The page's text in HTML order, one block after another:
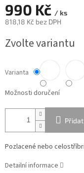
990 Kč / ks
818,18 Kč bez DPH
cena:
Zvolte variantu
Varianta
Možnosti doručení
Pozlacené nebo
Detailní informace